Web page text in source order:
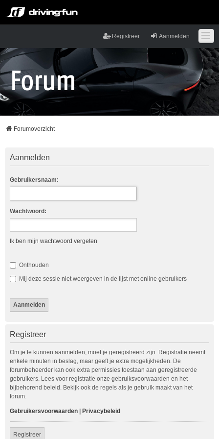
Aanmelden
Registreer
Forumoverzicht
Aanmelden
Gebruikersnaam:
Wachtwoord:
Ik ben mijn wachtwoord vergeten
Onthouden
Mij deze sessie niet weergeven in de lijst met online gebruikers
Registreer
Om je te kunnen aanmelden, moet je geregistreerd zijn. Registratie neemt
enkele minuten in beslag, maar geeft je extra mogelijkheden. De
forumbeheerder kan ook extra permissies toestaan aan geregistreerde
gebruikers. Lees voor registratie onze gebruiksvoorwaarden en het
bijbehorend beleid. Bekijk ook de regels als je gebruik maakt van het
forum.
Gebruikersvoorwaarden Privacybeleid
Registreer